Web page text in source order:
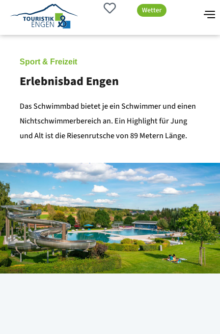
Wetter
Sport & Freizeit
Erlebnisbad Engen
Das Schwimmbad bietet je ein Schwimmer und einen
Nichtschwimmerbereich an. Ein Highlight für Jung
und Alt ist die Riesenrutsche von 89 Metern Länge.